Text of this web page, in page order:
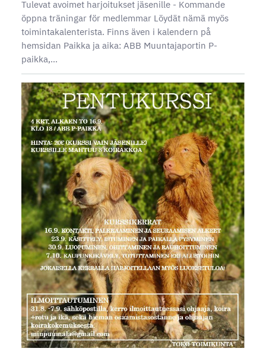
Tulevat avoimet harjoitukset jäsenille - Kommande
öppna träningar för medlemmar Löydät nämä myös
toimintakalenterista. Finns även i kalendern på
hemsidan Paikka ja aika: ABB Muuntajaportin P-
paikka,…